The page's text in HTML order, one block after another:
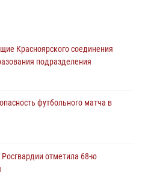
охраны Росгвардии
краж из гипермаркета
общественный порядок во
заплыва в Дудинке
задержали подозреваемого
Красноярского соединения
подразделения
футбольного матча в
Росгвардии отметила 68-ю